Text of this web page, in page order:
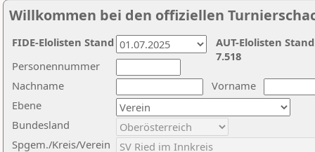
Willkommen bei den offiziellen
Nachname
Vorname
Ebene
Personennummer
Bundesland
Spgem./Kreis/Verein
AUT-Elolisten
7.518
FIDE-Elolisten Stand